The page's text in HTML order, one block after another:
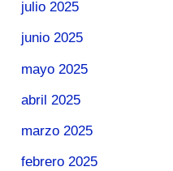
julio 2025
junio 2025
mayo 2025
abril 2025
marzo 2025
febrero 2025